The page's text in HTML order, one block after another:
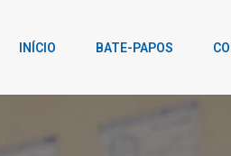
INÍCIO BATE-PAPOS